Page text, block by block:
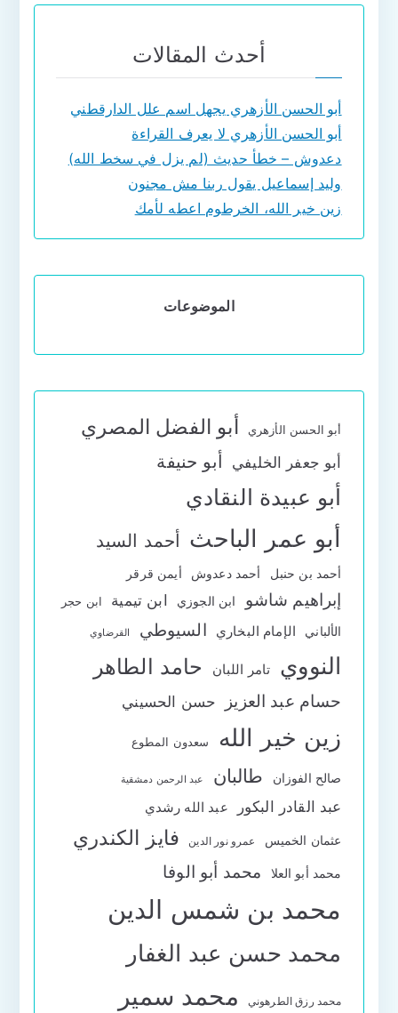
أحدث المقالات
أبو الحسن الأزهري يجهل اسم علل الدارقطني
أبو الحسن الأزهري لا يعرف القراءة
دعدوش – خطأ حديث (لم يزل في سخط الله)
وليد إسماعيل يقول ربنا مش مجنون
زين خير الله، الخرطوم اعطه لأمك
الموضوعات
أبو الحسن الأزهري أبو الفضل المصري
أبو جعفر الخليفي أبو حنيفة
أبو عبيدة النقادي
أبو عمر الباحث أحمد السيد
أحمد بن حنبل أحمد دعدوش أيمن قرقر
إبراهيم شاشو ابن الجوزي ابن تيمية ابن حجر
الألباني الإمام البخاري السيوطي القرضاوي
النووي تامر اللبان حامد الطاهر
حسام عبد العزيز حسن الحسيني
زين خير الله سعدون المطوع
صالح الفوزان طالبان عبد الرحمن دمشقية
عبد القادر البكور عبد الله رشدي
عثمان الخميس عمرو نور الدين فايز الكندري
محمد أبو العلا محمد أبو الوفا
محمد بن شمس الدين
محمد حسن عبد الغفار
محمد رزق الطرهوني محمد سمير